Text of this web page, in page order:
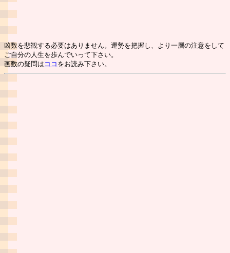
凶数を悲観する必要はありません。運勢を把握し、より一層の注意をして
ご自分の人生を歩んでいって下さい。
画数の疑問は ココ をお読み下さい。